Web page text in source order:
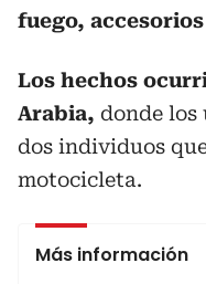
fuego,
Los hechos
Arabia, donde los
dos individuos
motocicleta.
Más información